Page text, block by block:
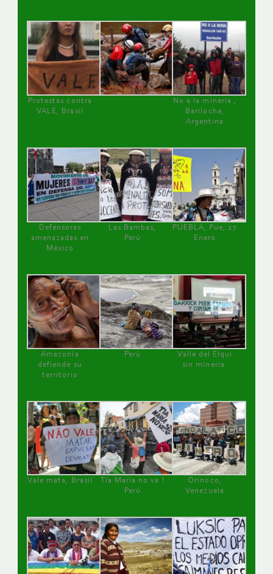
Protestas contra
VALE, Brasil
No a la minería ,
Bariloche,
Argentina
Defensoras
amenazadas en
México
Las Bambas,
Perú
PUEBLA, Pue, 27
Enero
Amazonía
defiende su
territorio
Perú
Valle del Elqui
sin minería.
Vale mata, Brasil
Tía María no va !
Perú
Orinoco,
Venezuela